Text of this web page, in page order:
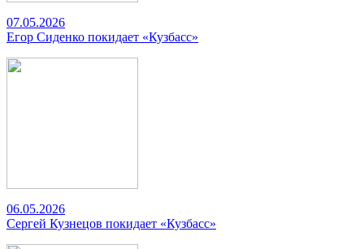
07.05.2026
Егор Сиденко покидает «Кузбасс»
06.05.2026
Сергей Кузнецов покидает «Кузбасс»